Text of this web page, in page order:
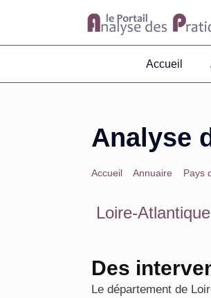
Accueil
Analyse
Accueil Annuaire Pays
Loire-Atlantique
Des
Le département de